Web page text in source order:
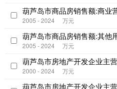
葫芦岛市商品房销售额:商业
2005 - 2024 万元
葫芦岛市商品房销售额:其他
2005 - 2024 万元
葫芦岛市房地产开发企业主
2000 - 2024 万元
葫芦岛市房地产开发企业主